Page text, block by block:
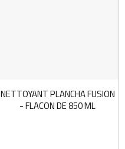
NETTOYANT PLANCHA FUSION
- FLACON DE 850 ML